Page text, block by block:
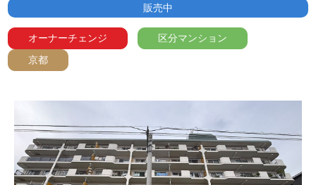
販売中
オーナーチェンジ 区分マンション
京都